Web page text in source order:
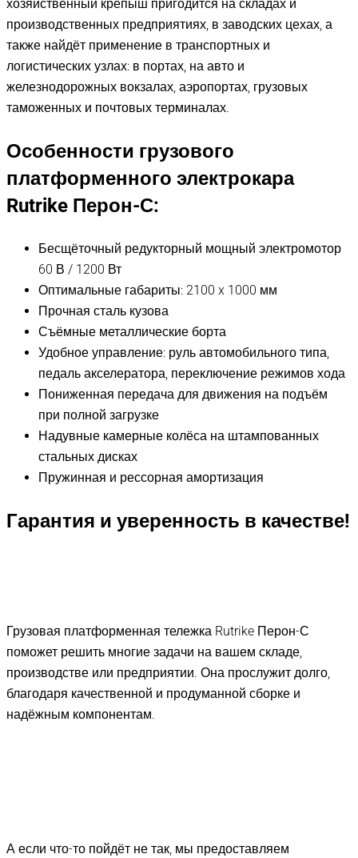
хозяйственный крепыш пригодится на складах и
производственных предприятиях, в заводских цехах, а
также найдёт применение в транспортных и
логистических узлах: в портах, на авто и
железнодорожных вокзалах, аэропортах, грузовых
таможенных и почтовых терминалах.
Особенности грузового
платформенного электрокара
Rutrike Перон-С:
Бесщёточный редукторный мощный электромотор
60 В / 1200 Вт
Оптимальные габариты: 2100 x 1000 мм
Прочная сталь кузова
Съёмные металлические борта
Удобное управление: руль автомобильного типа,
педаль акселератора, переключение режимов хода
Пониженная передача для движения на подъём
при полной загрузке
Надувные камерные колёса на штампованных
стальных дисках
Пружинная и рессорная амортизация
Гарантия и уверенность в качестве!
Грузовая платформенная тележка Rutrike Перон-С
поможет решить многие задачи на вашем складе,
производстве или предприятии. Она прослужит долго,
благодаря качественной и продуманной сборке и
надёжным компонентам.
А если что-то пойдёт не так, мы предоставляем